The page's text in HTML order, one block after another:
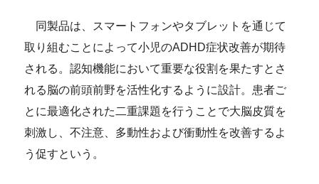
同製品は、スマートフォンやタブレットを通じて
取り組むことによって小児のADHD症状改善が期待
される。認知機能において重要な役割を果たすとさ
れる脳の前頭前野を活性化するように設計。患者ご
とに最適化された二重課題を行うことで大脳皮質を
刺激し、不注意、多動性および衝動性を改善するよ
う促すという。